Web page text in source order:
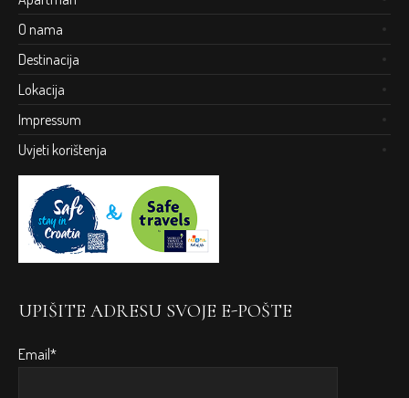
O nama
Destinacija
Lokacija
Impressum
Uvjeti korištenja
UPIŠITE ADRESU SVOJE E-POŠTE
Email*